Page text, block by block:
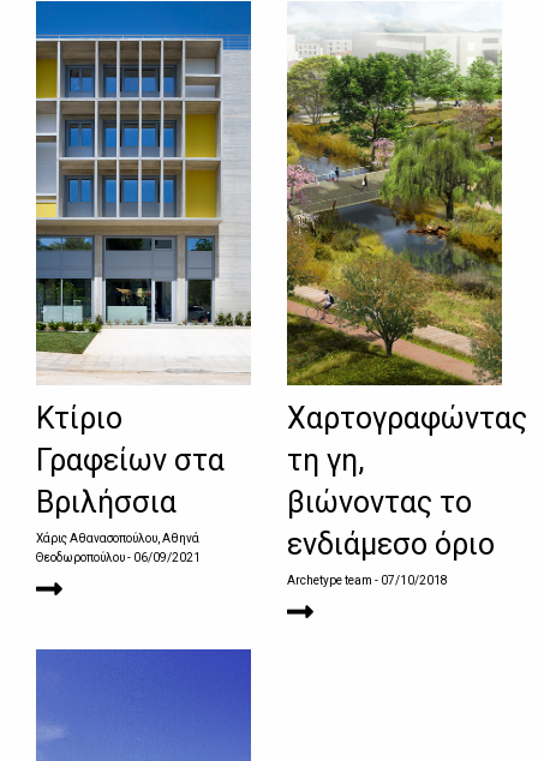
Κτίριο
Γραφείων στα
Βριλήσσια
Χάρις Αθανασοπούλου, Αθηνά
Θεοδωροπούλου- 06/09/2021
Χαρτογραφώντας
τη γη,
βιώνοντας το
ενδιάμεσο όριο
Archetype team - 07/10/2018